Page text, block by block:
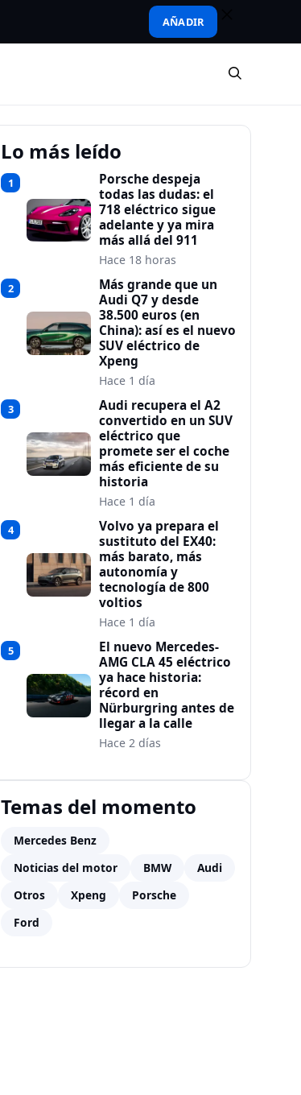
AÑADIR
Lo más leído
1
Porsche despeja
todas las dudas: el
718 eléctrico sigue
adelante y ya mira
más allá del 911
Hace 18 horas
2
Más grande que un
Audi Q7 y desde
38.500 euros (en
China): así es el nuevo
SUV eléctrico de
Xpeng
Hace 1 día
3
Audi recupera el A2
convertido en un SUV
eléctrico que
promete ser el coche
más eficiente de su
historia
Hace 1 día
4
Volvo ya prepara el
sustituto del EX40:
más barato, más
autonomía y
tecnología de 800
voltios
Hace 1 día
5
El nuevo Mercedes-
AMG CLA 45 eléctrico
ya hace historia:
récord en
Nürburgring antes de
llegar a la calle
Hace 2 días
Temas del momento
Mercedes Benz
Noticias del motor
BMW
Audi
Otros
Xpeng
Porsche
Ford